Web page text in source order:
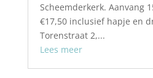
Scheemderkerk. Aanvang
€17,50 inclusief hapje en
Torenstraat 2,...
Lees meer